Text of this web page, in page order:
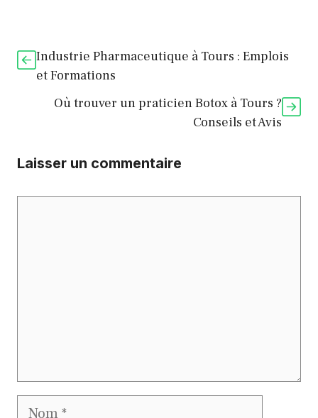
Industrie Pharmaceutique à Tours : Emplois
et Formations
Où trouver un praticien Botox à Tours ?
Conseils et Avis
Laisser un commentaire
Nom